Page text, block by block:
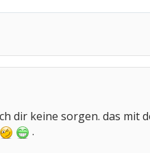
dir keine sorgen. das mit
.